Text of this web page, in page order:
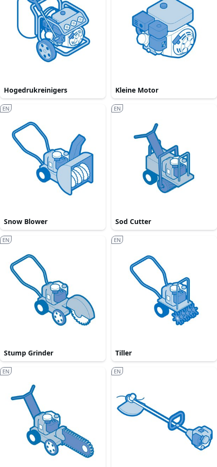
Hogedrukreinigers Kleine Motor
Snow Blower
EN
Sod Cutter
EN
Stump Grinder
EN
Tiller
EN
EN EN